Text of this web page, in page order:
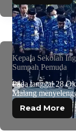
Kepala Sekolah
Sumpah Pemuda
Pada tanggal 28
Malang
Read More